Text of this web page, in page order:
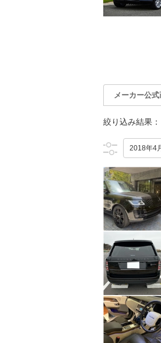
メーカー公式
絞り込み結果：